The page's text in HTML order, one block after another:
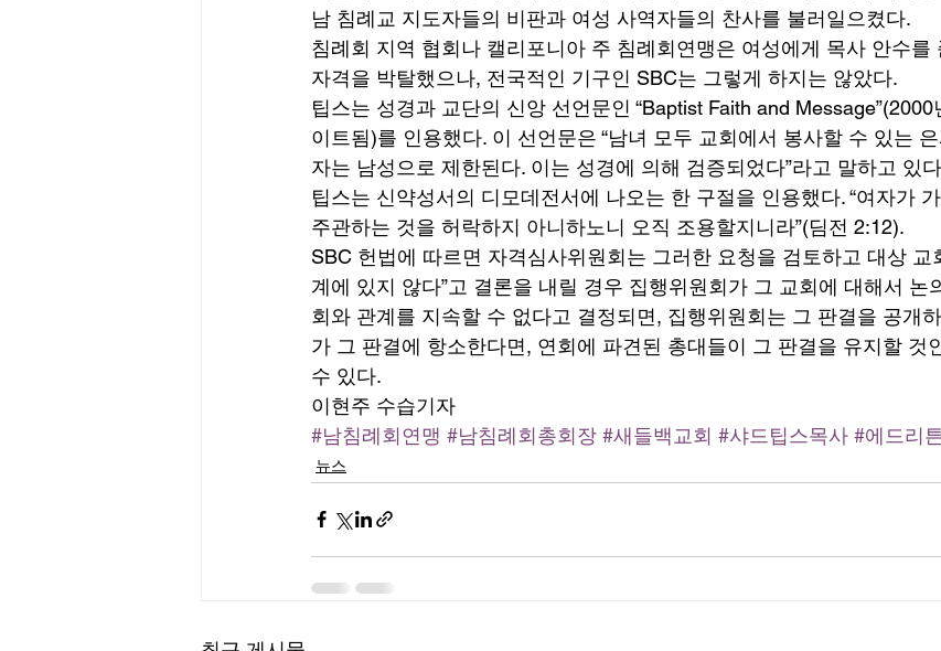
남 침례교 지도자들의 비판과 여성 사역자들의 찬사를 불러일으켰다.
침례회 지역 협회나 캘리포니아 주 침례회연맹은 여성에게 목사 안수를
자격을 박탈했으나, 전국적인 기구인 SBC는 그렇게 하지는 않았다.
팁스는 성경과 교단의 신앙 선언문인 “Baptist Faith and
이트됨)를 인용했다. 이 선언문은 “남녀 모두 교회에서 봉사할 수 있는
자는 남성으로 제한된다. 이는 성경에 의해 검증되었다”라고 말하고 있
팁스는 신약성서의 디모데전서에 나오는 한 구절을 인용했다. “여자가
주관하는 것을 허락하지 아니하노니 오직 조용할지니라”(딤전 2:12).
SBC 헌법에 따르면 자격심사위원회는 그러한 요청을 검토하고 대상 교
계에 있지 않다”고 결론을 내릴 경우 집행위원회가 그 교회에 대해서 논
회와 관계를 지속할 수 없다고 결정되면, 집행위원회는 그 판결을 공개
가 그 판결에 항소한다면, 연회에 파견된 총대들이 그 판결을 유지할 것
수 있다.
이현주 수습기자
#남침례회연맹 #남침례회총회장 #새들백교회 #샤드팁스목사 #에드리
뉴스